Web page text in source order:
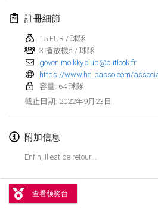
由Mölkk Your World策划
显示列表
註冊細節
15 EUR / 球隊
3 播放機s / 球隊
goven.molkky.club@outlook.fr
容量: 64 球隊
截止日期: 2022年9月23日
附加信息
Enfin, Il est de retour...
查看领奖台
2022年2月4日
TangoMölkky
2022年2月5日| 芬蘭
Kohti Kisoja
2022年2月12日 |芬蘭
2022年2月13日
2022年2月19日
显示